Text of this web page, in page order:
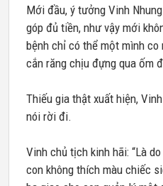
Mới đầu, ý tưởng Vinh
góp đủ tiền, như vậy mới
bệnh chỉ có thể một mình
cắn răng chịu đựng qua ốm
Thiếu gia thật xuất hiện,
nói rời đi.
Vinh chủ tịch kinh hãi: “Là
con không thích màu chiếc